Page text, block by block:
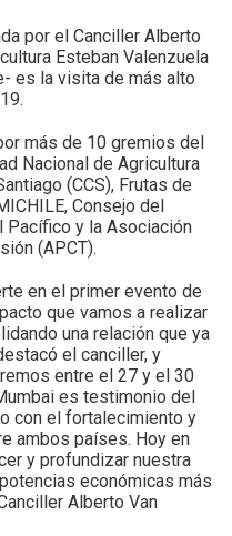
por el Canciller Alberto
Esteban Valenzuela
es la visita de más alto
más de 10 gremios del
Nacional de Agricultura
(CCS), Frutas de
Consejo del
Pacífico y la Asociación
(APCT).
en el primer evento de
que vamos a realizar
una relación que ya
el canciller, y
entre el 27 y el 30
es testimonio del
con el fortalecimiento y
ambos países. Hoy en
y profundizar nuestra
económicas más
Alberto Van